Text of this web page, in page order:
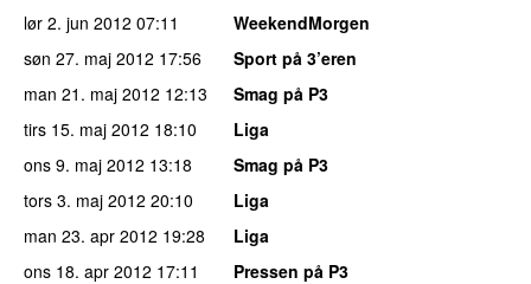
lør 2. jun 2012 07:11
WeekendMorgen
søn 27. maj 2012 17:56
Sport på 3’eren
man 21. maj 2012 12:13
Smag på P3
tirs 15. maj 2012 18:10
Liga
ons 9. maj 2012 13:18
Smag på P3
tors 3. maj 2012 20:10
Liga
man 23. apr 2012 19:28
Liga
ons 18. apr 2012 17:11
Pressen på P3